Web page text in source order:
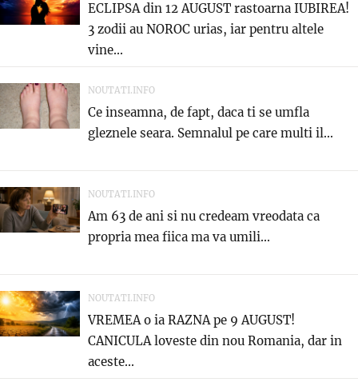
ECLIPSA din 12 AUGUST rastoarna IUBIREA!
3 zodii au NOROC urias, iar pentru altele
vine...
NOUTATI.INFO
Ce inseamna, de fapt, daca ti se umfla
gleznele seara. Semnalul pe care multi il...
NOUTATI.INFO
Am 63 de ani si nu credeam vreodata ca
propria mea fiica ma va umili...
NOUTATI.INFO
VREMEA o ia RAZNA pe 9 AUGUST!
CANICULA loveste din nou Romania, dar in
aceste...